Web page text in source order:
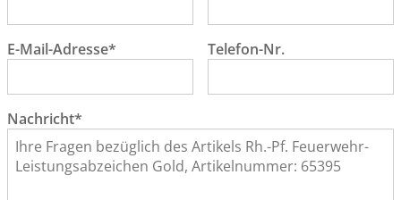
E-Mail-Adresse* Telefon-Nr.
Nachricht*